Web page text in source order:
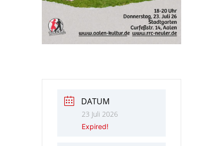
DATUM
23 Juli 2026
Expired!